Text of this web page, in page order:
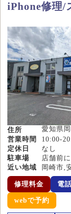
iPhone修理/
住所
愛知県
営業時間
10:00-
定休日
なし
駐車場
店舗前
近い地域
岡崎市,
修理料金 電
webで予約